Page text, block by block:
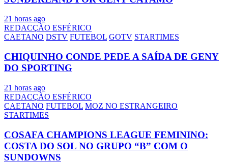
21 horas ago
REDACÇÃO ESFÉRICO
CAETANO DSTV FUTEBOL GOTV STARTIMES
CHIQUINHO CONDE PEDE A SAÍDA DE GENY
DO SPORTING
21 horas ago
REDACÇÃO ESFÉRICO
CAETANO FUTEBOL MOZ NO ESTRANGEIRO
STARTIMES
COSAFA CHAMPIONS LEAGUE FEMININO:
COSTA DO SOL NO GRUPO “B” COM O
SUNDOWNS